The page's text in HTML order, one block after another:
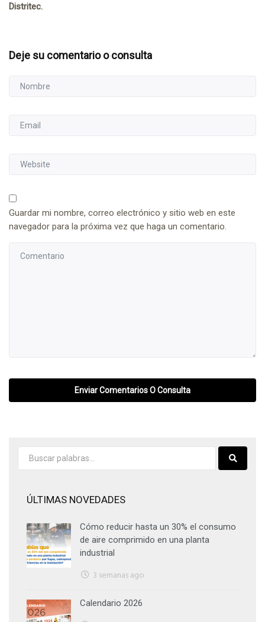
Distritec.
Deje su comentario o consulta
Guardar mi nombre, correo electrónico y sitio web en este
navegador para la próxima vez que haga un comentario.
ÚLTIMAS NOVEDADES
Cómo reducir hasta un 30% el consumo
de aire comprimido en una planta
industrial
3 semanas ago
Calendario 2026